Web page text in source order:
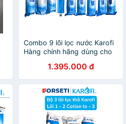
Combo 9 lõi lọc nước Karofi
Hàng chính hãng dùng cho
1.395.000 đ